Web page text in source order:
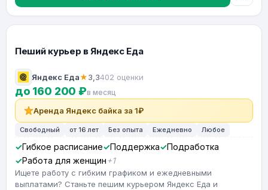
Пеший курьер в Яндекс Еда
Яндекс Еда★3,3402 оценки
до 160 200 ₽в месяц
Аренда Яндекс байка за 1₽
Свободный от 16 лет Без опыта Ежедневно Любое
Гибкое расписание Поддержка
Подработка
Работа для женщин +1
Ищете работу с гибким графиком и ежедневными
выплатами? Станьте пешим курьером Яндекс Еда и